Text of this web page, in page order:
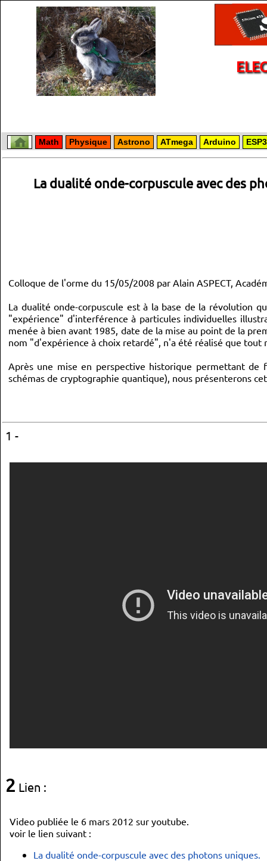
Math Physique Astrono ATmega Arduino
La dualité onde-corpuscule avec des
Colloque de l'orme du 15/05/2008 par Alain ASPECT,
La dualité onde-corpuscule est à la base de la révolution
"expérience" d'interférence à particules individuelles
menée à bien avant 1985, date de la mise au point de la
nom "d'expérience à choix retardé", n'a été réalisé que
Après une mise en perspective historique permettant
schémas de cryptographie quantique), nous présenterons
1 -
2 Lien :
Video publiée le 6 mars 2012 sur youtube.
voir le lien suivant :
La dualité onde-corpuscule avec des photons uniques.